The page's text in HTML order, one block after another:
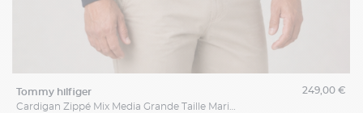
tommy hilfiger
249,00 €